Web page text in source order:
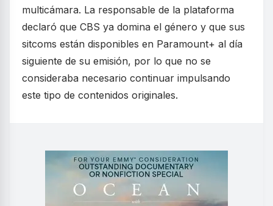
multicámara. La responsable de la plataforma
declaró que CBS ya domina el género y que sus
sitcoms están disponibles en Paramount+ al día
siguiente de su emisión, por lo que no se
consideraba necesario continuar impulsando
este tipo de contenidos originales.